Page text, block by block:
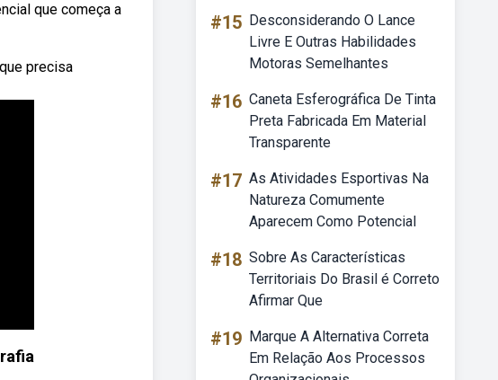
que começa a
precisa
#15 Desconsiderando O Lance
Livre E Outras Habilidades
Motoras Semelhantes
#16 Caneta Esferográfica De Tinta
Preta Fabricada Em Material
Transparente
#17 As Atividades Esportivas Na
Natureza Comumente
Aparecem Como Potencial
#18 Sobre As Características
Territoriais Do Brasil é Correto
Afirmar Que
#19 Marque A Alternativa Correta
Em Relação Aos Processos